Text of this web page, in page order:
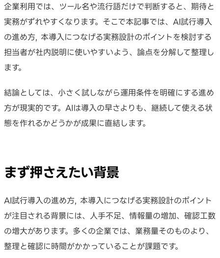
企業利用では、ツール名や流行語だけで判断すると、期待と
実務がずれやすくなります。そこで本記事では、AI試行導入
の進め方, 本導入につなげる実務設計のポイントを検討する
担当者が社内説明に使いやすいよう、論点を分解して整理し
ます。
結論としては、小さく試しながら運用条件を明確にする進め
方が現実的です。AIは導入の早さよりも、継続して使える状
態を作れるかどうかが成果に直結します。
まず押さえたい背景
AI試行導入の進め方, 本導入につなげる実務設計のポイント
が注目される背景には、人手不足、情報量の増加、確認工数
の増大があります。多くの企業では、業務量そのものより、
整理と確認に時間がかかっていることが課題です。